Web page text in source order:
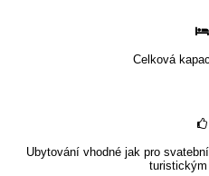
Celková
Ubytování vhodné jak pro
turistickým